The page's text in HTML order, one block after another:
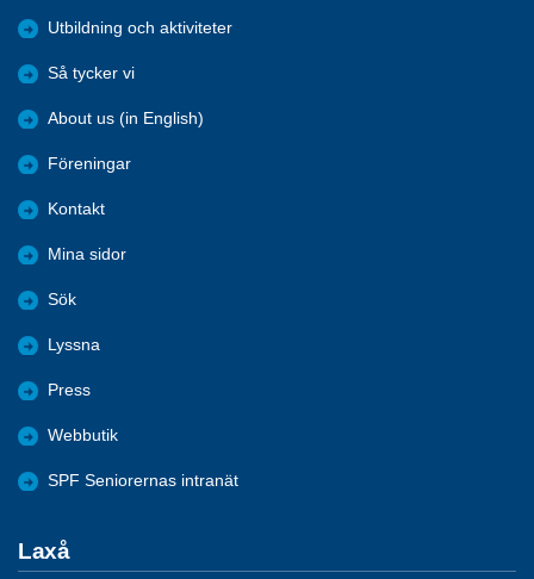
Utbildning och aktiviteter
Så tycker vi
About us (in English)
Föreningar
Kontakt
Mina sidor
Sök
Lyssna
Press
Webbutik
SPF Seniorernas intranät
Laxå